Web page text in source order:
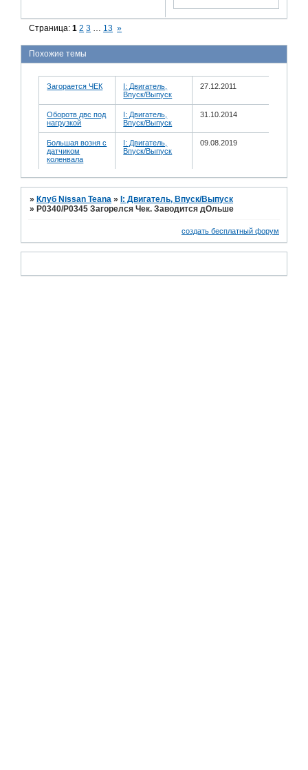
Страница:1 2 3 13 »
Похожие темы
Загорается ЧЕК
I: Двигатель,
Впуск/Выпуск
27.12.2011
Оборотв двс под
нагрузкой
I: Двигатель,
Впуск/Выпуск
31.10.2014
Большая возня с
датчиком
коленвала
I: Двигатель,
Впуск/Выпуск
09.08.2019
» Клуб Nissan Teana » I: Двигатель, Впуск/Выпуск
» P0340/P0345 Загорелся Чек. Заводится дОльше
создать бесплатный форум